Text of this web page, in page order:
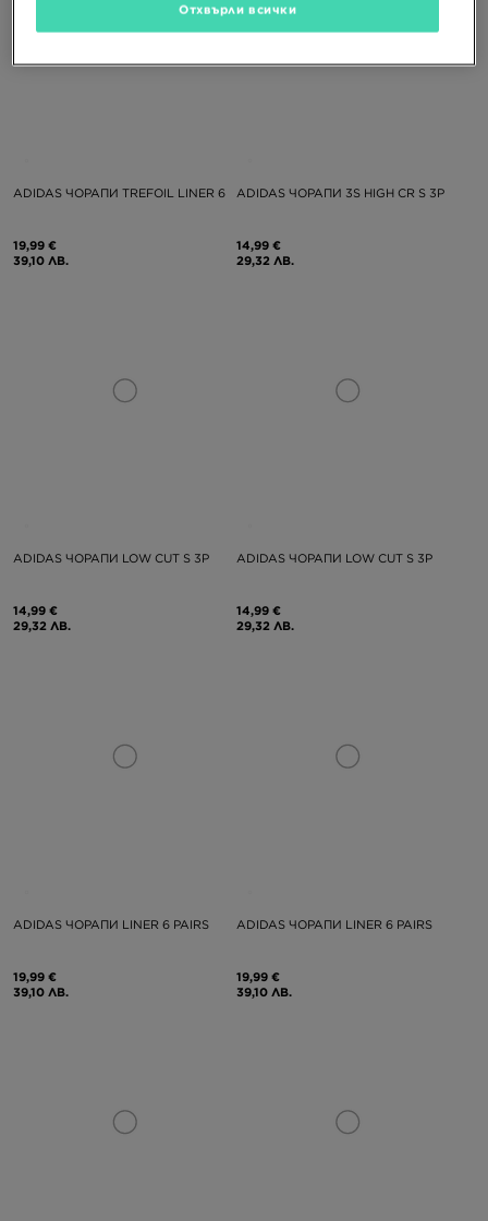
ADIDAS ЧОРАПИ TREFOIL LINER 6
19,99 €
39,10 ЛВ.
ADIDAS ЧОРАПИ 3S HIGH CR S 3P
14,99 €
29,32 ЛВ.
ADIDAS ЧОРАПИ LOW CUT S 3P
14,99 €
29,32 ЛВ.
ADIDAS ЧОРАПИ LOW CUT S 3P
14,99 €
29,32 ЛВ.
ADIDAS ЧОРАПИ LINER 6 PAIRS
19,99 €
39,10 ЛВ.
ADIDAS ЧОРАПИ LINER 6 PAIRS
19,99 €
39,10 ЛВ.
Отхвърли всички